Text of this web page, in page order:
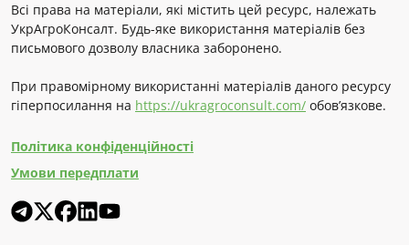
Всі права на матеріали, які містить цей ресурс, належать
УкрАгроКонсалт. Будь-яке використання матеріалів без
письмового дозволу власника заборонено.
При правомірному використанні матеріалів даного ресурсу
гіперпосилання на https://ukragroconsult.com/ обов’язкове.
Політика конфіденційності
Умови передплати